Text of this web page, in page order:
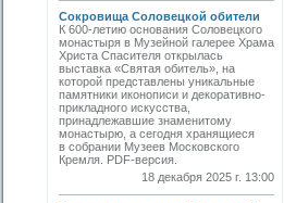
Сокровища Соловецкой обители
К 600-летию основания Соловецкого
монастыря в Музейной галерее Храма
Христа Спасителя открылась
выставка «Святая обитель», на
которой представлены уникальные
памятники иконописи и декоративно-
прикладного искусства,
принадлежавшие знаменитому
монастырю, а сегодня хранящиеся
в собрании Музеев Московского
Кремля. PDF-версия.
18 декабря 2025 г. 13:00